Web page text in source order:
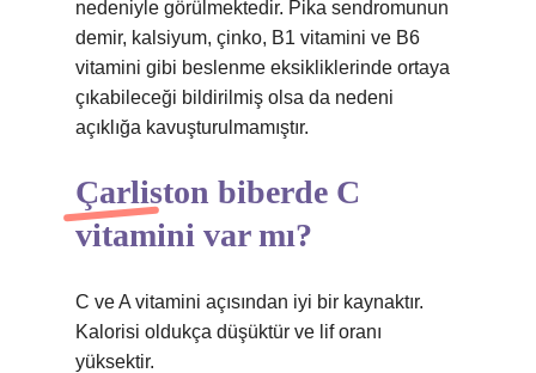
nedeniyle görülmektedir. Pika sendromunun
demir, kalsiyum, çinko, B1 vitamini ve B6
vitamini gibi beslenme eksikliklerinde ortaya
çıkabileceği bildirilmiş olsa da nedeni
açıklığa kavuşturulmamıştır.
Çarliston biberde C
vitamini var mı?
C ve A vitamini açısından iyi bir kaynaktır.
Kalorisi oldukça düşüktür ve lif oranı
yüksektir.